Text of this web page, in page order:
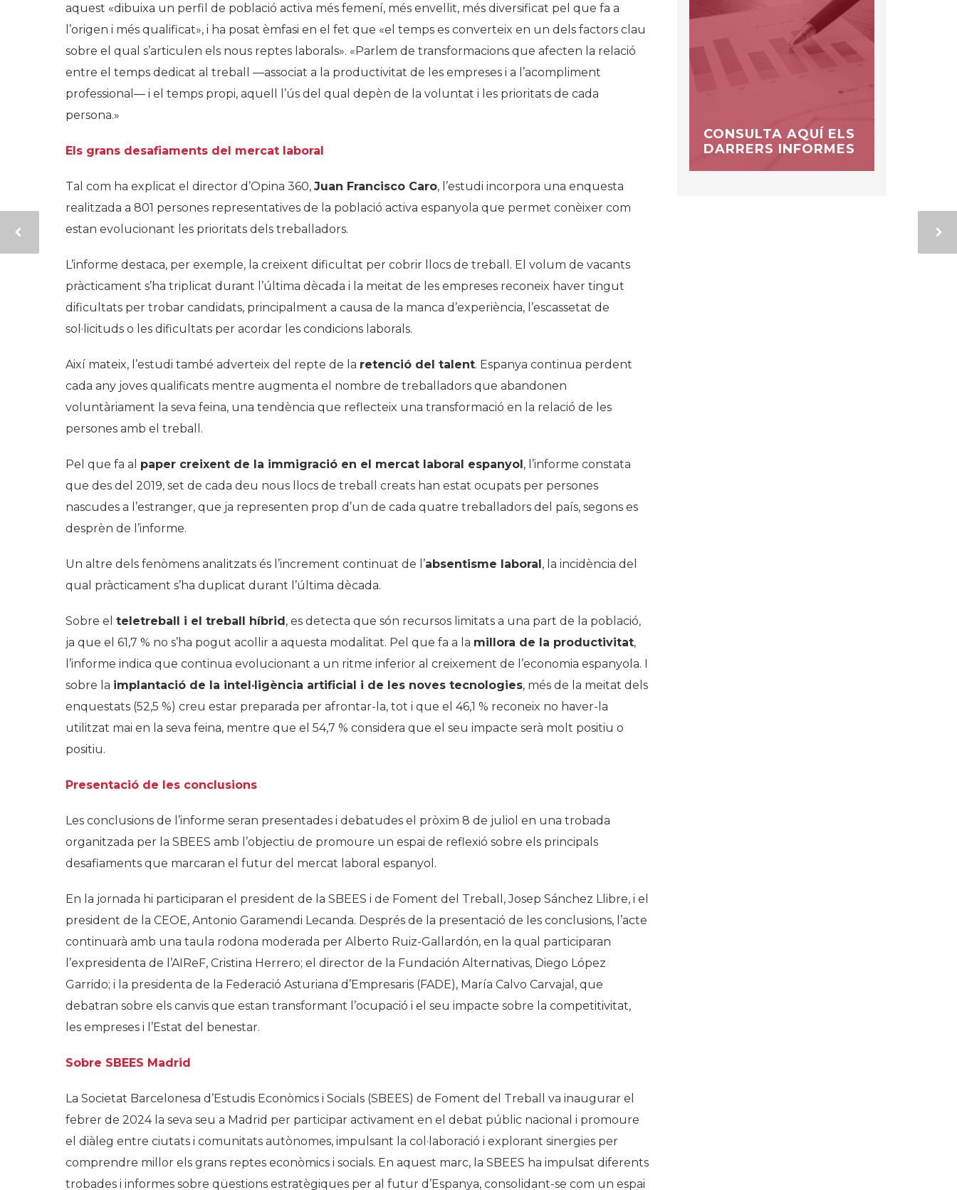
aquest «dibuixa un perfil de població activa més femení, més envellit, més diversificat pel que fa a
l’origen i més qualificat», i ha posat èmfasi en el fet que «el temps es converteix en un dels factors clau
sobre el qual s’articulen els nous reptes laborals». «Parlem de transformacions que afecten la relació
entre el temps dedicat al treball —associat a la productivitat de les empreses i a l’acompliment
professional— i el temps propi, aquell l’ús del qual depèn de la voluntat i les prioritats de cada
persona.»
Els grans desafiaments del mercat laboral
Tal com ha explicat el director d’Opina 360, Juan Francisco Caro, l’estudi incorpora una enquesta
realitzada a 801 persones representatives de la població activa espanyola que permet conèixer com
estan evolucionant les prioritats dels treballadors.
L’informe destaca, per exemple, la creixent dificultat per cobrir llocs de treball. El volum de vacants
pràcticament s’ha triplicat durant l’última dècada i la meitat de les empreses reconeix haver tingut
dificultats per trobar candidats, principalment a causa de la manca d’experiència, l’escassetat de
sol·licituds o les dificultats per acordar les condicions laborals.
Així mateix, l’estudi també adverteix del repte de la retenció del talent. Espanya continua perdent
cada any joves qualificats mentre augmenta el nombre de treballadors que abandonen
voluntàriament la seva feina, una tendència que reflecteix una transformació en la relació de les
persones amb el treball.
Pel que fa al paper creixent de la immigració en el mercat laboral espanyol, l’informe constata
que des del 2019, set de cada deu nous llocs de treball creats han estat ocupats per persones
nascudes a l’estranger, que ja representen prop d’un de cada quatre treballadors del país, segons es
desprèn de l’informe.
Un altre dels fenòmens analitzats és l’increment continuat de l’absentisme laboral, la incidència del
qual pràcticament s’ha duplicat durant l’última dècada.
Sobre el teletreball i el treball híbrid, es detecta que són recursos limitats a una part de la població,
ja que el 61,7 % no s’ha pogut acollir a aquesta modalitat. Pel que fa a la millora de la productivitat,
l’informe indica que continua evolucionant a un ritme inferior al creixement de l’economia espanyola. I
sobre la implantació de la intel·ligència artificial i de les noves tecnologies, més de la meitat dels
enquestats (52,5 %) creu estar preparada per afrontar-la, tot i que el 46,1 % reconeix no haver-la
utilitzat mai en la seva feina, mentre que el 54,7 % considera que el seu impacte serà molt positiu o
positiu.
Presentació de les conclusions
Les conclusions de l’informe seran presentades i debatudes el pròxim 8 de juliol en una trobada
organitzada per la SBEES amb l’objectiu de promoure un espai de reflexió sobre els principals
desafiaments que marcaran el futur del mercat laboral espanyol.
En la jornada hi participaran el president de la SBEES i de Foment del Treball, Josep Sánchez Llibre, i el
president de la CEOE, Antonio Garamendi Lecanda. Després de la presentació de les conclusions, l’acte
continuarà amb una taula rodona moderada per Alberto Ruiz-Gallardón, en la qual participaran
l’expresidenta de l’AIReF, Cristina Herrero; el director de la Fundación Alternativas, Diego López
Garrido; i la presidenta de la Federació Asturiana d’Empresaris (FADE), María Calvo Carvajal, que
debatran sobre els canvis que estan transformant l’ocupació i el seu impacte sobre la competitivitat,
les empreses i l’Estat del benestar.
Sobre SBEES Madrid
La Societat Barcelonesa d’Estudis Econòmics i Socials (SBEES) de Foment del Treball va inaugurar el
febrer de 2024 la seva seu a Madrid per participar activament en el debat públic nacional i promoure
el diàleg entre ciutats i comunitats autònomes, impulsant la col·laboració i explorant sinergies per
comprendre millor els grans reptes econòmics i socials. En aquest marc, la SBEES ha impulsat diferents
trobades i informes sobre qüestions estratègiques per al futur d’Espanya, consolidant-se com un espai
CONSULTA AQUÍ ELS
DARRERS INFORMES